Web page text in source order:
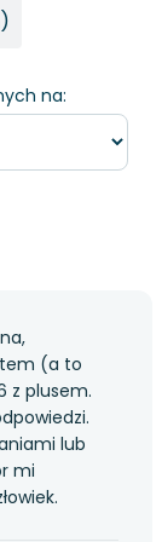
na:
(a to
z plusem.
lub
mi